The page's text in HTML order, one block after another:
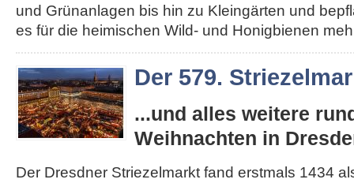
und Grünanlagen bis hin zu Kleingärten und
es für die heimischen Wild- und Honigbienen
Der 579.
...und alles weitere
Weihnachten in
Der Dresdner Striezelmarkt fand erstmals 1434